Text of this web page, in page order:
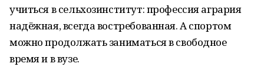
учиться в сельхозинститут: профессия агрария
надёжная, всегда востребованная. А спортом
можно продолжать заниматься в свободное
время и в вузе.